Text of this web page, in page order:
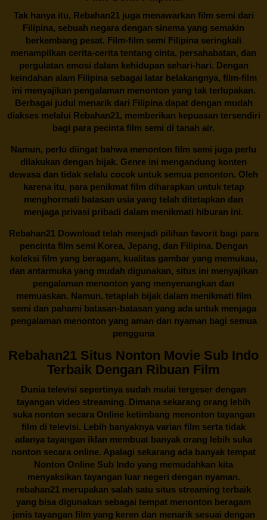
Tak hanya itu, Rebahan21juga menawarkan film semi dari
Filipina, sebuah negara dengan sinema yang semakin
berkembang pesat. Film-film semi Filipina seringkali
menampilkan cerita-cerita tentang cinta, persahabatan, dan
pergulatan emosi dalam kehidupan sehari-hari. Dengan
keindahan alam Filipina sebagai latar belakangnya, film-film
ini menyajikan pengalaman menonton yang tak terlupakan.
Berbagai judul menarik dari Filipina dapat dengan mudah
diakses melalui Rebahan21, memberikan kepuasan tersendiri
bagi para pecinta film semi di tanah air.
Namun, perlu diingat bahwa menonton film semi juga perlu
dilakukan dengan bijak. Genre ini mengandung konten
dewasa dan tidak selalu cocok untuk semua penonton. Oleh
karena itu, para penikmat film diharapkan untuk tetap
menghormati batasan usia yang telah ditetapkan dan
menjaga privasi pribadi dalam menikmati hiburan ini.
Rebahan21Download telah menjadi pilihan favorit bagi para
pencinta film semi Korea, Jepang, dan Filipina. Dengan
koleksi film yang beragam, kualitas gambar yang memukau,
dan antarmuka yang mudah digunakan, situs ini menyajikan
pengalaman menonton yang menyenangkan dan
memuaskan. Namun, tetaplah bijak dalam menikmati film
semi dan pahami batasan-batasan yang ada untuk menjaga
pengalaman menonton yang aman dan nyaman bagi semua
pengguna
Rebahan21 Situs Nonton Movie Sub Indo
Terbaik Dengan Ribuan Film
Dunia televisi sepertinya sudah mulai tergeser dengan
tayangan video streaming. Dimana sekarang orang lebih
suka nonton secara Online ketimbang menonton tayangan
film di televisi. Lebih banyaknya varian film serta tidak
adanya tayangan iklan membuat banyak orang lebih suka
nonton secara online. Apalagi sekarang ada banyak tempat
Nonton Online Sub Indo yang memudahkan kita
menyaksikan tayangan luar negeri dengan nyaman.
rebahan21 merupakan salah satu situs streaming terbaik
yang bisa digunakan sebagai tempat menonton beragam
jenis tayangan film yang keren dan menarik sesuai dengan